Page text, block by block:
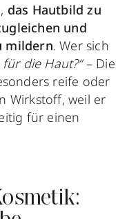
das Hautbild zu
und
mildern. Wer sich
die Haut?“– Die
reife oder
Wirkstoff, weil er
für einen